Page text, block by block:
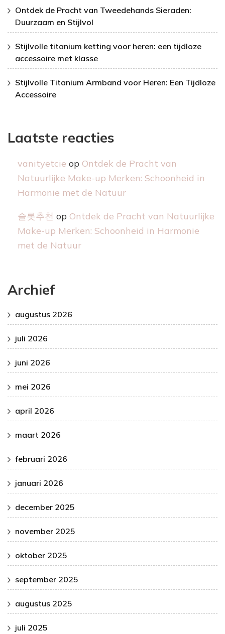
Ontdek de Pracht van Tweedehands Sieraden:
Duurzaam en Stijlvol
Stijlvolle titanium ketting voor heren: een tijdloze
accessoire met klasse
Stijlvolle Titanium Armband voor Heren: Een Tijdloze
Accessoire
Laatste reacties
vanityetcie op Ontdek de Pracht van
Natuurlijke Make-up Merken: Schoonheid in
Harmonie met de Natuur
슬롯추천 op Ontdek de Pracht van Natuurlijke
Make-up Merken: Schoonheid in Harmonie
met de Natuur
Archief
augustus 2026
juli 2026
juni 2026
mei 2026
april 2026
maart 2026
februari 2026
januari 2026
december 2025
november 2025
oktober 2025
september 2025
augustus 2025
juli 2025